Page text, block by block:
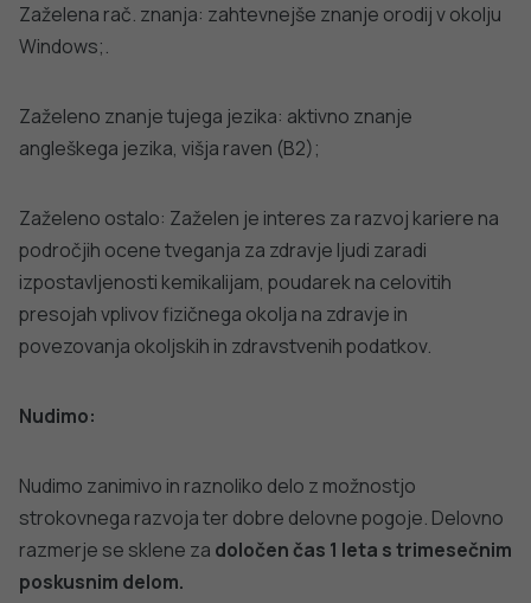
Zaželena rač. znanja: zahtevnejše znanje orodij v okolju
Windows;.
Zaželeno znanje tujega jezika: aktivno znanje
angleškega jezika, višja raven (B2);
Zaželeno ostalo: Zaželen je interes za razvoj kariere na
področjih ocene tveganja za zdravje ljudi zaradi
izpostavljenosti kemikalijam, poudarek na celovitih
presojah vplivov fizičnega okolja na zdravje in
povezovanja okoljskih in zdravstvenih podatkov.
Nudimo:
Nudimo zanimivo in raznoliko delo z možnostjo
strokovnega razvoja ter dobre delovne pogoje. Delovno
razmerje se sklene za določen čas 1 leta s trimesečnim
poskusnim delom.